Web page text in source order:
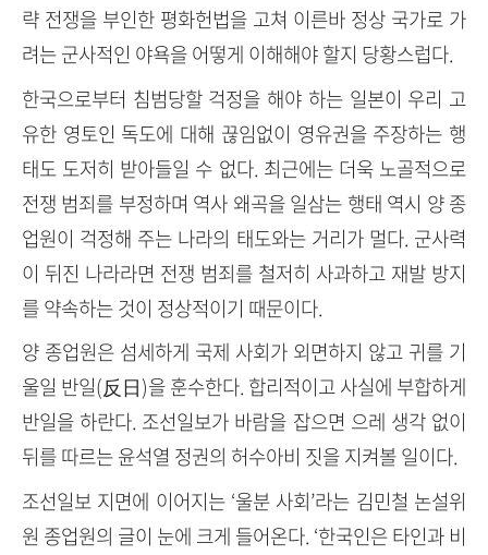
략 전쟁을 부인한 평화헌법을 고쳐 이른바 정상 국가로 가
려는 군사적인 야욕을 어떻게 이해해야 할지 당황스럽다.
한국으로부터 침범당할 걱정을 해야 하는 일본이 우리 고
유한 영토인 독도에 대해 끊임없이 영유권을 주장하는 행
태도 도저히 받아들일 수 없다. 최근에는 더욱 노골적으로
전쟁 범죄를 부정하며 역사 왜곡을 일삼는 행태 역시 양 종
업원이 걱정해 주는 나라의 태도와는 거리가 멀다. 군사력
이 뒤진 나라라면 전쟁 범죄를 철저히 사과하고 재발 방지
를 약속하는 것이 정상적이기 때문이다.
양 종업원은 섬세하게 국제 사회가 외면하지 않고 귀를 기
울일 반일(反日)을 훈수한다. 합리적이고 사실에 부합하게
반일을 하란다. 조선일보가 바람을 잡으면 으레 생각 없이
뒤를 따르는 윤석열 정권의 허수아비 짓을 지켜볼 일이다.
조선일보 지면에 이어지는 ‘울분 사회’라는 김민철 논설위
원 종업원의 글이 눈에 크게 들어온다. ‘한국인은 타인과 비